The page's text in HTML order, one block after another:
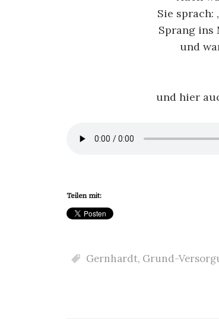
Sie sprach:
Sprang ins
und
und hier
Teilen mit:
Gernhardt, Grund-